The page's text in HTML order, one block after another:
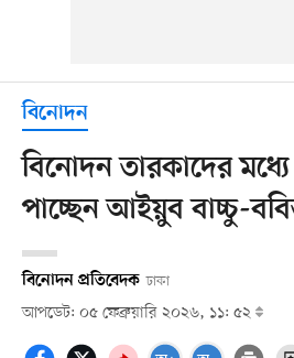
বিনোদন
বিনোদন তারকাদের
পাচ্ছেন আইয়ুব বাচ্চু-
বিনোদন প্রতিবেদক ঢাকা
আপডেট: ০৫ ফেব্রুয়ারি ২০২৬, ১১: ৫২